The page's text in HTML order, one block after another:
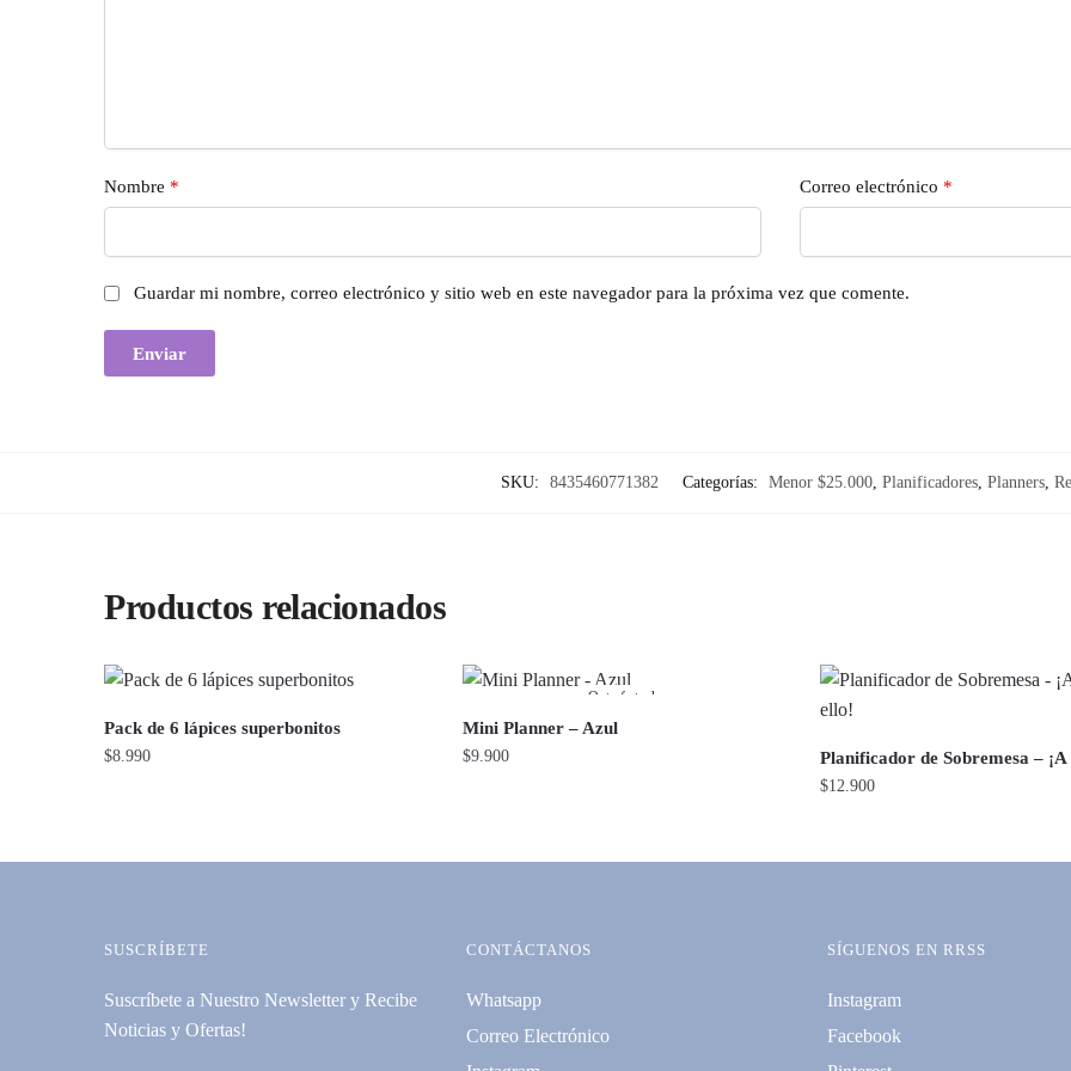
Nombre * Correo electrónico *
Guardar mi nombre, correo electrónico y sitio web en este navegador para la próxima vez que comente.
SKU: 8435460771382 Categorías: Menor $25.000, Planificadores, Planners,
Productos relacionados
Pack de 6 lápices superbonitos
$8.990
Out of stock
Mini Planner – Azul
$9.900 Planificador de Sobremesa –
$12.900
SUSCRÍBETE
Suscríbete a Nuestro Newsletter y Recibe
Noticias y Ofertas!
CONTÁCTANOS
Whatsapp
Correo Electrónico
SÍGUENOS EN RRSS
Instagram
Facebook